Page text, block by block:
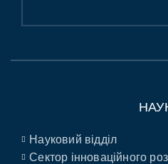
Науковий відділ
Сектор інноваційного